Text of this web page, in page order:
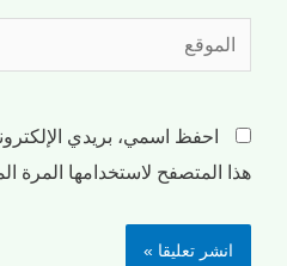
احفظ اسمي، بريدي
هذا المتصفح لاستخدامها المرة